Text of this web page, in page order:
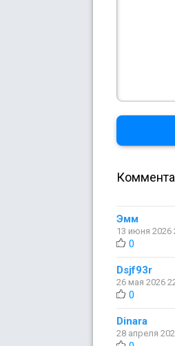
Эмм
13 июня 2026
0
Dsjf93r
26 мая 2026
0
Dinara
28 апреля